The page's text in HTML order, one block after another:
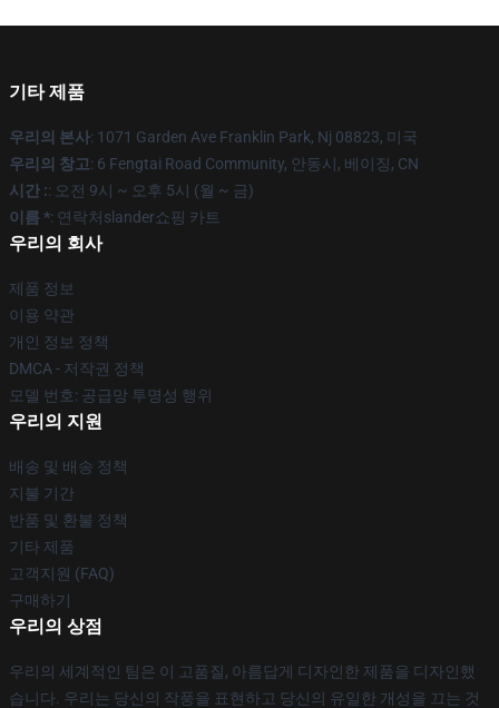
기타 제품
우리의 본사: 1071 Garden Ave Franklin Park, Nj 08823, 미국
우리의 창고: 6 Fengtai Road Community, 안동시, 베이징, CN
시간 :: 오전 9시 ~ 오후 5시 (월 ~ 금)
이름 *: 연락처slander쇼핑 카트
우리의 회사
제품 정보
이용 약관
개인 정보 정책
DMCA - 저작권 정책
모델 번호: 공급망 투명성 행위
우리의 지원
배송 및 배송 정책
지불 기간
반품 및 환불 정책
기타 제품
고객지원 (FAQ)
구매하기
우리의 상점
우리의 세계적인 팀은 이 고품질, 아름답게 디자인한 제품을 디자인했
습니다. 우리는 당신의 작풍을 표현하고 당신의 유일한 개성을 끄는 것